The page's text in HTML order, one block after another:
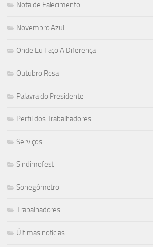
Nota de Falecimento
Novembro Azul
Onde Eu Faço A Diferença
Outubro Rosa
Palavra do Presidente
Perfil dos Trabalhadores
Serviços
Sindimofest
Sonegômetro
Trabalhadores
Últimas notícias